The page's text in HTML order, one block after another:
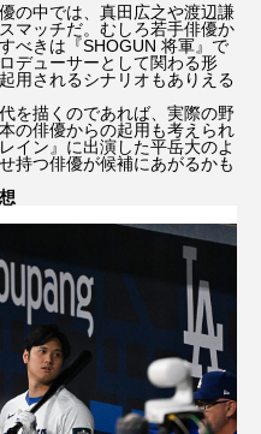
の中では、真田広之や渡辺謙
マッチだ。むしろ若手俳優か
べきは『SHOGUN 将軍』で
デューサーとして関わる形
用されるシナリオもありえる
を描くのであれば、実際の野
の俳優からの起用も考えられ
イン』に出演した平岳大のよ
持つ俳優が候補にあがるかも